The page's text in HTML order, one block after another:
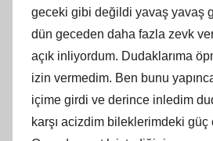
geceki gibi değildi yavaş yavaş
dün geceden daha fazla zevk
açık inliyordum. Dudaklarıma
izin vermedim. Ben bunu
içime girdi ve derince inledim
karşı acizdim bileklerimdeki güç